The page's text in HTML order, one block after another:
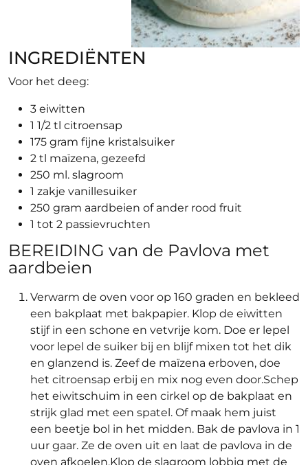
INGREDIËNTEN
Voor het deeg:
3 eiwitten
1 1/2 tl citroensap
175 gram fijne kristalsuiker
2 tl maïzena, gezeefd
250 ml. slagroom
1 zakje vanillesuiker
250 gram aardbeien of ander rood fruit
1 tot 2 passievruchten
BEREIDING van de Pavlova met
aardbeien
Verwarm de oven voor op 160 graden en bekleed
een bakplaat met bakpapier. Klop de eiwitten
stijf in een schone en vetvrije kom. Doe er lepel
voor lepel de suiker bij en blijf mixen tot het dik
en glanzend is. Zeef de maïzena erboven, doe
het citroensap erbij en mix nog even door.Schep
het eiwitschuim in een cirkel op de bakplaat en
strijk glad met een spatel. Of maak hem juist
een beetje bol in het midden. Bak de pavlova in 1
uur gaar. Ze de oven uit en laat de pavlova in de
oven afkoelen.Klop de slagroom lobbig met de